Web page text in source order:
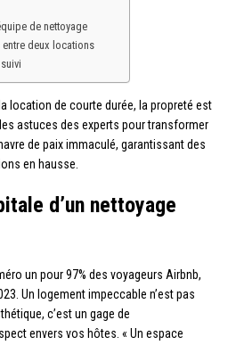
de nettoyage
entre deux locations
location de courte durée, la propreté est
astuces des experts pour transformer
de paix immaculé, garantissant des
en hausse.
d’un nettoyage
un pour 97% des voyageurs Airbnb,
Un logement impeccable n’est pas
c’est un gage de
envers vos hôtes. « Un espace